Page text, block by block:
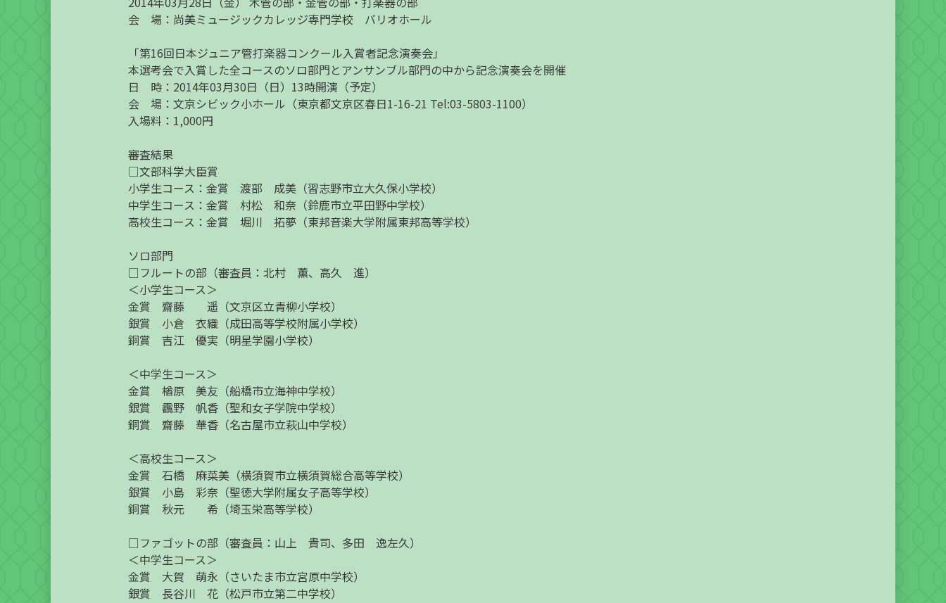
会 場：尚美ミュージックカレッジ専門学校 バリオホール
「第16回日本ジュニア管打楽器コンクール入賞者記念演奏会」
本選考会で入賞した全コースのソロ部門とアンサンブル部門の中から記念演奏会を開催
日 時：2014年03月30日（日）13時開演（予定）
会 場：文京シビック小ホール（東京都文京区春日1-16-21 Tel:03-5803-1100）
入場料：1,000円
審査結果
□文部科学大臣賞
小学生コース：金賞 渡部 成美（習志野市立大久保小学校）
中学生コース：金賞 村松 和奈（鈴鹿市立平田野中学校）
高校生コース：金賞 堀川 拓夢（東邦音楽大学附属東邦高等学校）
ソロ部門
□フルートの部（審査員：北村 薫、高久 進）
＜小学生コース＞
金賞 齋藤 遥（文京区立青柳小学校）
銀賞 小倉 衣織（成田高等学校附属小学校）
銅賞 吉江 優実（明星学園小学校）
＜中学生コース＞
金賞 楢原 美友（船橋市立海神中学校）
銀賞 靏野 帆香（聖和女子学院中学校）
銅賞 齋藤 華香（名古屋市立萩山中学校）
＜高校生コース＞
金賞 石橋 麻菜美（横須賀市立横須賀総合高等学校）
銀賞 小島 彩奈（聖徳大学附属女子高等学校）
銅賞 秋元 希（埼玉栄高等学校）
□ファゴットの部（審査員：山上 貴司、多田 逸左久）
＜中学生コース＞
金賞 大賀 萌永（さいたま市立宮原中学校）
銀賞 長谷川 花（松戸市立第二中学校）